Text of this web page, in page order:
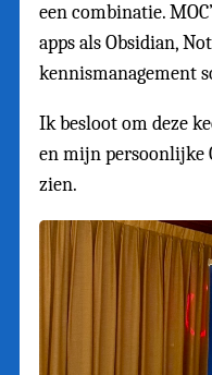
een combinatie.
apps als Obsidian,
kennismanagement
Ik besloot om deze
en mijn persoonlijke
zien.